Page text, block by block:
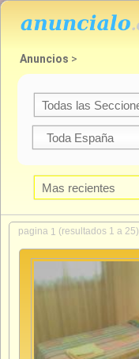
Anuncios >
pagina 1 (resultados 1 a 25)